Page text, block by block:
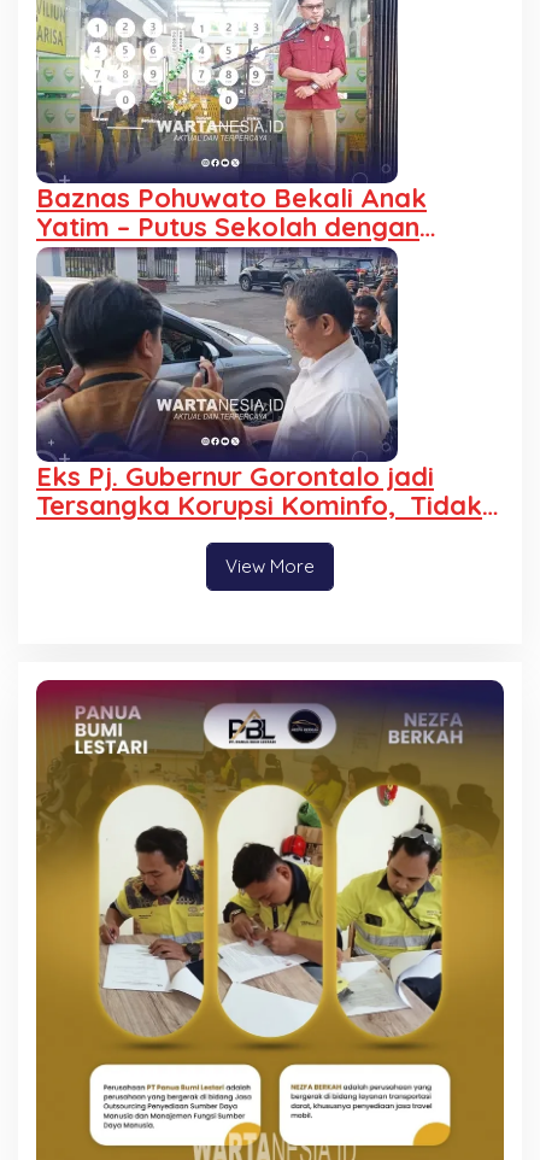
Baznas Pohuwato Bekali Anak
Yatim – Putus Sekolah dengan
Keterampilan Reparasi Handphone
dan Laptop
Eks Pj. Gubernur Gorontalo jadi
Tersangka Korupsi Kominfo, Tidak
Ditahan Alasan Sakit
View More